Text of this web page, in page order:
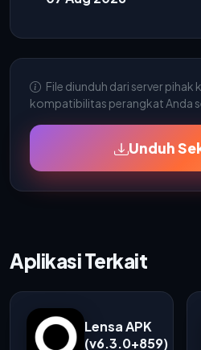
File diunduh dari server pihak
kompatibilitas perangkat Anda
Unduh
Aplikasi Terkait
Lensa APK
(v6.3.0+859)